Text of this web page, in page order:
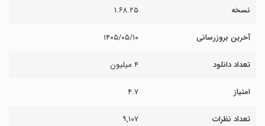
نسخه ۱.۶۸.۲۵
آخرین بروزرسانی ۱۴۰۵/۰۵/۱۰
تعداد دانلود ۴ میلیون
امتیاز ۴.۷
تعداد نظرات ۹,۱۰۷